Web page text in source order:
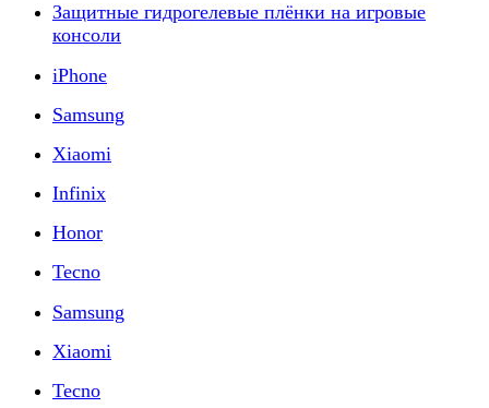
Защитные гидрогелевые плёнки на игровые
консоли
iPhone
Samsung
Xiaomi
Infinix
Honor
Tecno
Samsung
Xiaomi
Tecno